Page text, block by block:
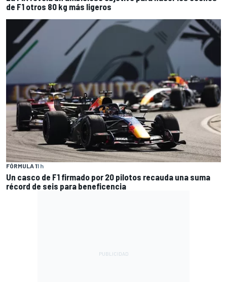
de F1 otros 80 kg más ligeros
FÓRMULA 11 h
Un casco de F1 firmado por 20 pilotos recauda una suma
récord de seis para beneficencia